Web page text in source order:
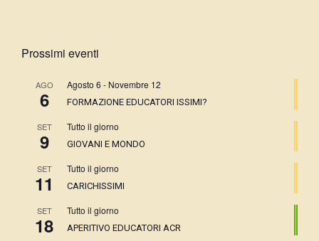
Prossimi eventi
AGO
6
Agosto 6 - Novembre 12
FORMAZIONE EDUCATORI ISSIMI?
SET
9
Tutto il giorno
GIOVANI E MONDO
SET
11
Tutto il giorno
CARICHISSIMI
SET
18
Tutto il giorno
APERITIVO EDUCATORI ACR